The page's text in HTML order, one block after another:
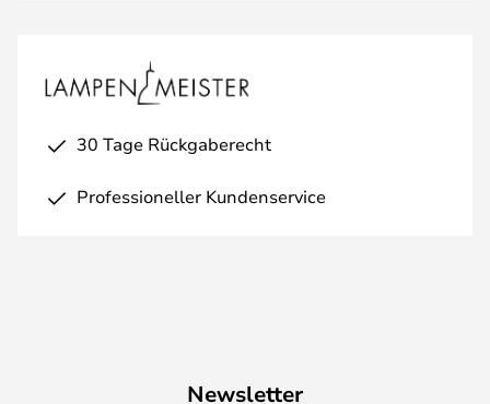
30 Tage Rückgaberecht
Professioneller Kundenservice
Newsletter